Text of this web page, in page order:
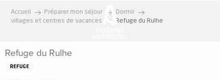
Accueil Préparer mon séjour
Dormir
villages et centres de vacances
Refuge du Rulhe
Refuge du Rulhe
REFUGE